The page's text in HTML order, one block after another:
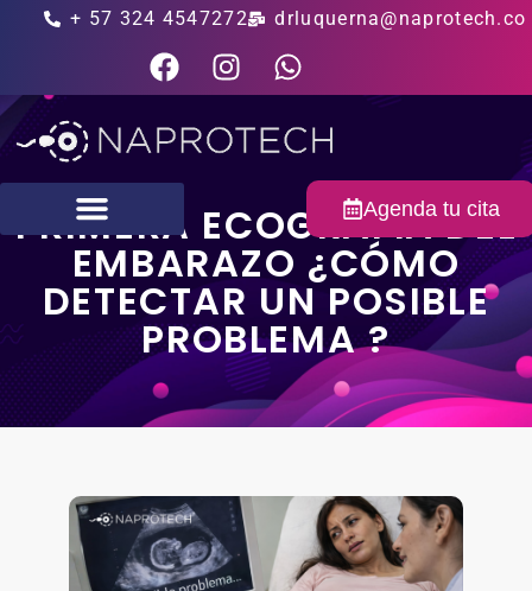
+ 57 324 4547272 drluquerna@naprotech.co
Agenda tu cita
PRIMERA ECOGRAFÍA DEL
EMBARAZO ¿CÓMO
DETECTAR UN POSIBLE
PROBLEMA ?